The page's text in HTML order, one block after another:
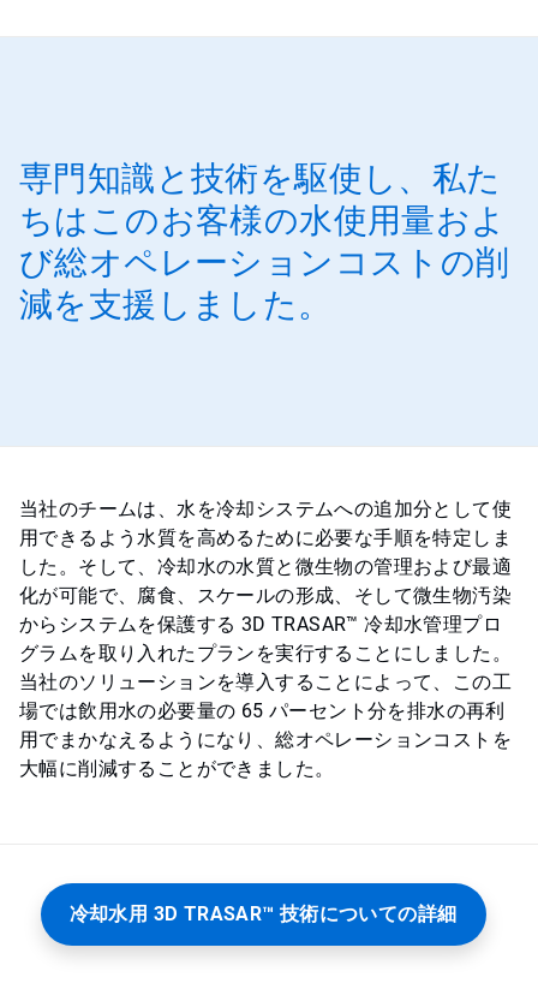
専門知識と技術を駆使し、私た
ちはこのお客様の水使用量およ
び総オペレーションコストの削
減を支援しました。
当社のチームは、水を冷却システムへの追加分として使
用できるよう水質を高めるために必要な手順を特定しま
した。そして、冷却水の水質と微生物の管理および最適
化が可能で、腐食、スケールの形成、そして微生物汚染
からシステムを保護する 3D TRASAR™ 冷却水管理プロ
グラムを取り入れたプランを実行することにしました。
当社のソリューションを導入することによって、この工
場では飲用水の必要量の 65 パーセント分を排水の再利
用でまかなえるようになり、総オペレーションコストを
大幅に削減することができました。
冷却水用 3D TRASAR™ 技術についての詳細